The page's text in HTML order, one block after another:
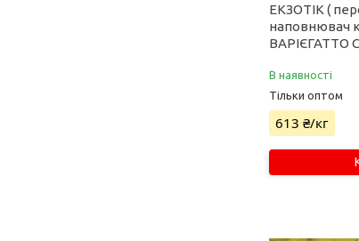
ЕКЗОТІК (
наповнювач
ВАРІЄГАТТО
В наявності
Тільки оптом
613 ₴/кг